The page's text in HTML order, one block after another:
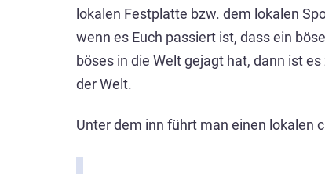
lokalen Festplatte bzw. dem lokalen
wenn es Euch passiert ist, dass ein
böses in die Welt gejagt hat, dann ist
der Welt.
Unter dem inn führt man einen lokalen